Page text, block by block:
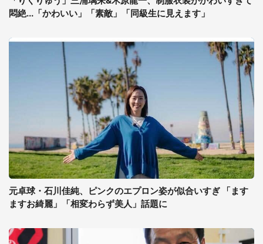
悶絶...「かわいい」「素敵」「同級生に見えます」
元卓球・石川佳純、ピンクのエプロン姿が似合いすぎ 「ます
ますお綺麗」「相変わらず美人」話題に